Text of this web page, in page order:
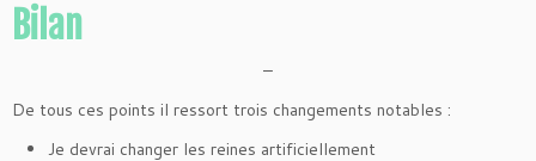
Bilan
–
De tous ces points il ressort trois changements notables :
Je devrai changer les reines artificiellement